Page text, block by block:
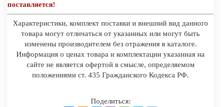
поставляется!
Характеристики, комплект поставки и внешний вид данного
товара могут отличаться от указанных или могут быть
изменены производителем без отражения в каталоге.
Информация о ценах товара и комплектации указанная на
сайте не является офертой в смысле, определяемом
положениями ст. 435 Гражданского Кодекса РФ.
Поделиться: